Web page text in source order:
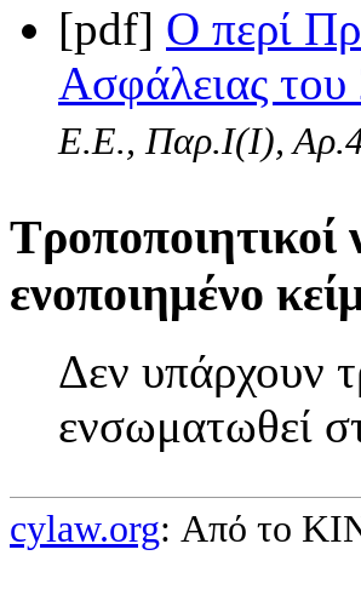
[pdf] Ο περί
Ασφάλειας
Ε.Ε., Παρ.Ι(I),
Τροποποιητικοί
ενοποιημένο
Δεν υπάρχουν
ενσωματωθεί
cylaw.org: Από το